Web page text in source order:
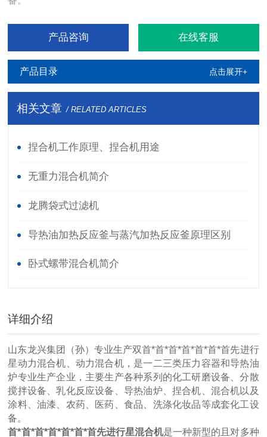
产品咨询 在线客服
产品目录 点击展开+
相关文章 / RELATED ARTICLES
捏合机工作原理、捏合机用途
无重力混合机简介
龙腾袋式过滤机
导热油加热反应釜与蒸汽加热反应釜原理区别
卧式螺带混合机简介
详细介绍
山东龙兴集团（孙）专业生产双首*首*首*首*首*首*首先进行
星动力混合机、动力混合机，是一二三类压力容器和导热油
炉专业生产企业，主要生产各种系列的化工研磨设备、分散
搅拌设备、乳化反应设备、导热油炉、捏合机、混合机以及
涂料、油漆、农药、医药、食品、洗涤化妆品等成套化工设
备。
首*首*首*首*首*首*首先进行星混合机是一种新型的且对多种